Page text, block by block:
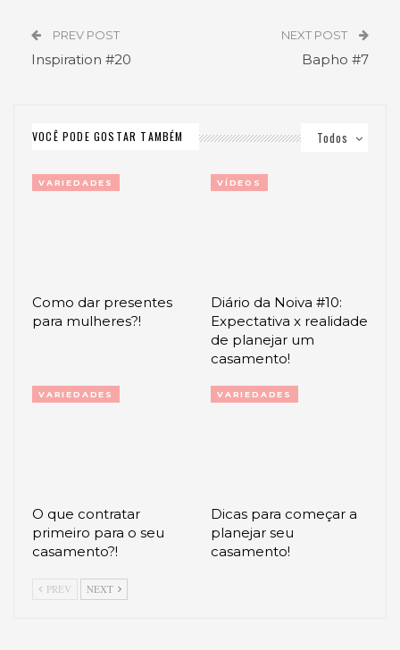
PREV POST
Inspiration #20
NEXT POST
Bapho #7
Todos
VOCÊ PODE GOSTAR TAMBÉM
VARIEDADES
Como dar presentes
para mulheres?!
VÍDEOS
Diário da Noiva #10:
Expectativa x realidade
de planejar um
casamento!
VARIEDADES
O que contratar
primeiro para o seu
casamento?!
VARIEDADES
Dicas para começar a
planejar seu
casamento!
PREV NEXT